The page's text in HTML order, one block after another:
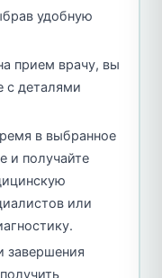
удобную
прием врачу, вы
с деталями
в выбранное
и получайте
или
завершения